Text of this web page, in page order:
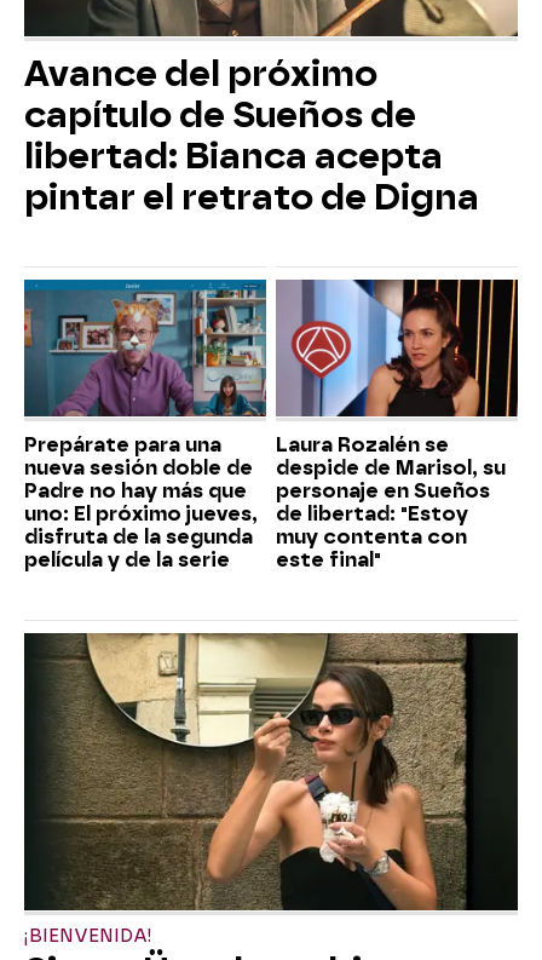
Avance del próximo
capítulo de Sueños de
libertad: Bianca acepta
pintar el retrato de Digna
Prepárate para una
nueva sesión doble de
Padre no hay más que
uno: El próximo jueves,
disfruta de la segunda
película y de la serie
Laura Rozalén se
despide de Marisol, su
personaje en Sueños
de libertad: "Estoy
muy contenta con
este final"
¡BIENVENIDA!